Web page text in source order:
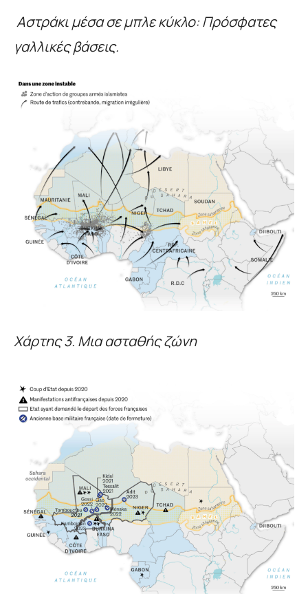
Αστράκι μέσα σε μπλε κύκλο: Πρόσφατες
γαλλικές βάσεις.
Χάρτης 3. Μια ασταθής ζώνη